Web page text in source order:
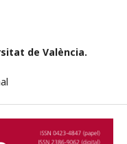
de València.